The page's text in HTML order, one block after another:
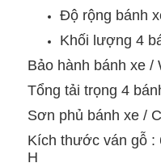
Độ rộng bánh
Khối lượng 4
Bảo hành bánh xe /
Tổng tải trọng 4
Sơn phủ bánh xe /
Kích thước ván gỗ :
H